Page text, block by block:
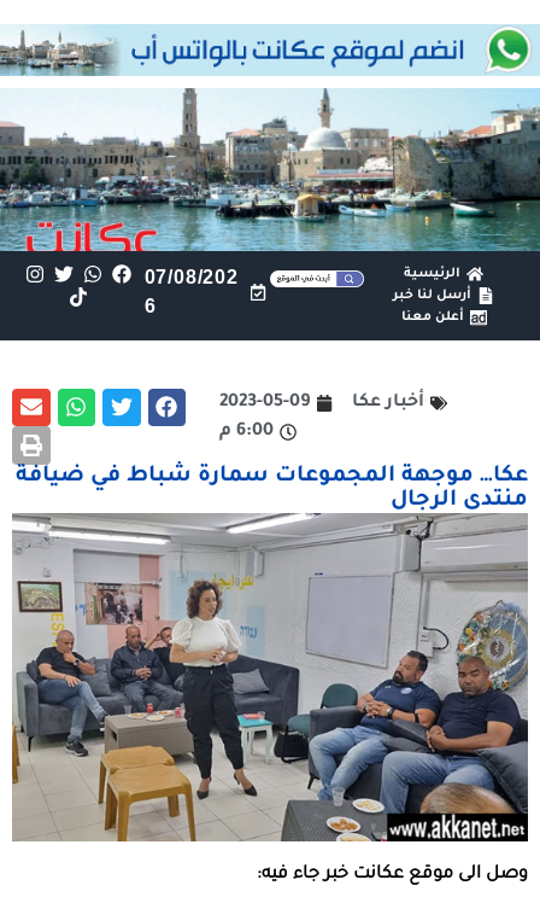
الرئيسية
أرسل لنا خبر
أعلن معنا
07/08/202
6
أخبار عكا
2023-05-09
6:00 م
عكا… موجهة المجموعات سمارة شباط في ضيافة
منتدى الرجال
وصل الى موقع عكانت خبر جاء فيه: